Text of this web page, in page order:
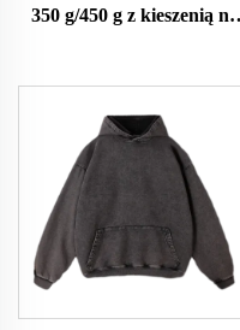
350 g/450 g z kieszenią na